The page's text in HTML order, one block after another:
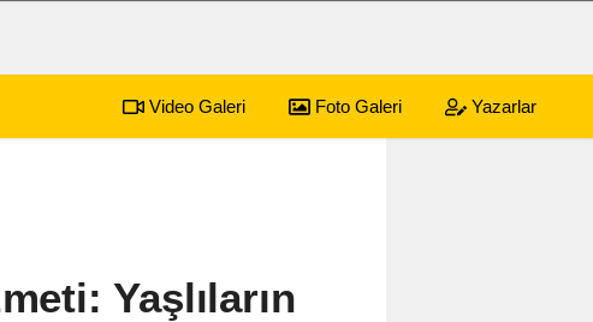
2026 Afyonkarahisar Nöbetçi Eczaneler
Video Galeri Foto Galeri Yazarlar
Yaşlıların